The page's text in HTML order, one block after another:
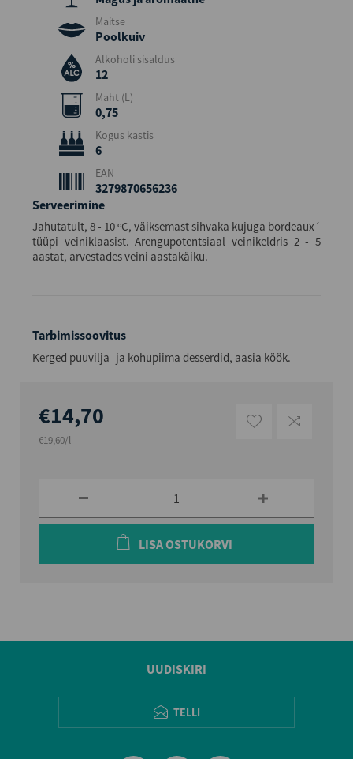
Maitse
Poolkuiv
Alkoholi sisaldus
12
Maht (L)
0,75
Kogus kastis
6
EAN
3279870656236
Serveerimine
Jahutatult, 8 - 10 ºC, väiksemast sihvaka kujuga bordeaux´
tüüpi veiniklaasist. Arengupotentsiaal veinikeldris 2 - 5
aastat, arvestades veini aastakäiku.
Tarbimissoovitus
Kerged puuvilja- ja kohupiima desserdid, aasia köök.
€14,70
€19,60/l
LISA OSTUKORVI
UUDISKIRI
TELLI